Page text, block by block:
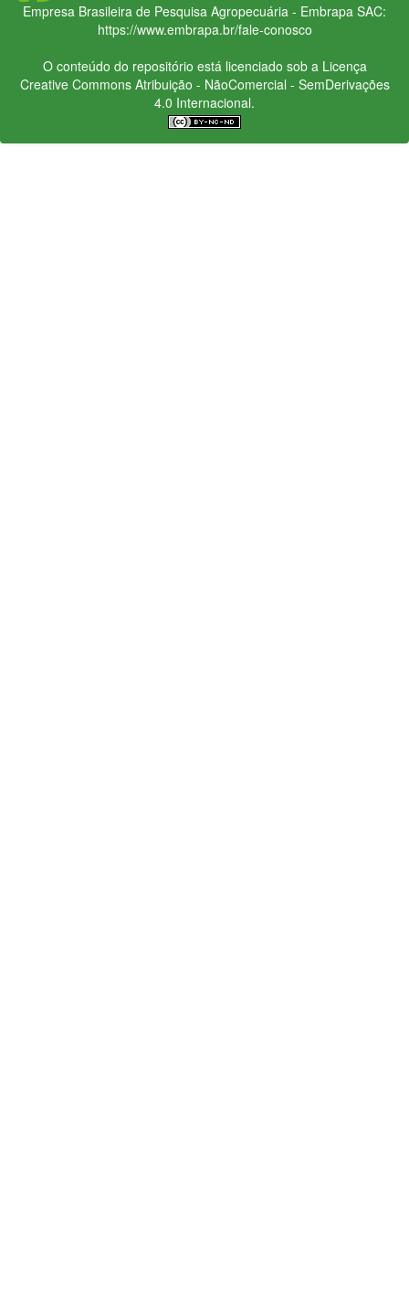
Empresa Brasileira de Pesquisa Agropecuária - Embrapa SAC:
https://www.embrapa.br/fale-conosco
O conteúdo do repositório está licenciado sob a Licença
Creative CommonsAtribuição - NãoComercial - SemDerivações
4.0 Internacional.